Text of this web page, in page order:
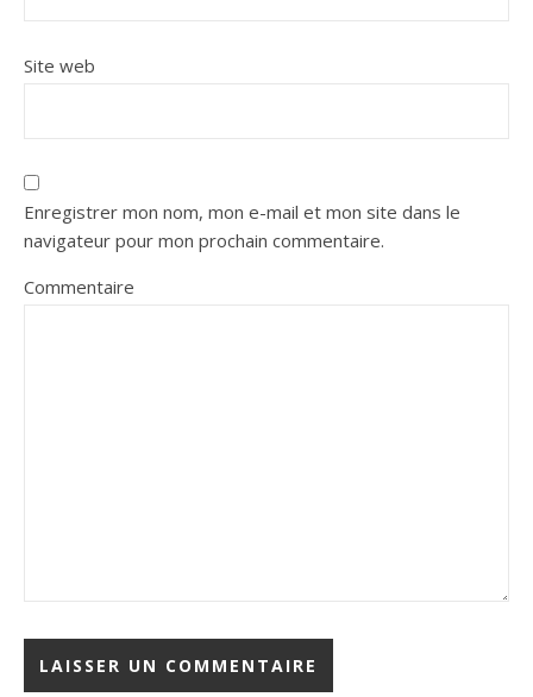
Site web
Enregistrer mon nom, mon e-mail et mon site dans le
navigateur pour mon prochain commentaire.
Commentaire